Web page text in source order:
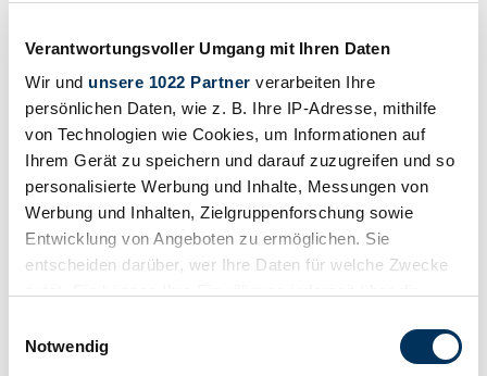
Verantwortungsvoller Umgang mit Ihren Daten
Wir und unsere 1022 Partner verarbeiten Ihre
persönlichen Daten, wie z. B. Ihre IP-Adresse, mithilfe
von Technologien wie Cookies, um Informationen auf
Ihrem Gerät zu speichern und darauf zuzugreifen und so
personalisierte Werbung und Inhalte, Messungen von
Werbung und Inhalten, Zielgruppenforschung sowie
Entwicklung von Angeboten zu ermöglichen. Sie
entscheiden darüber, wer Ihre Daten für welche Zwecke
Trigger Symbol ändern oder widerrufen
Notwendig
Venditore
W 189
Berlina (4 Volumi)
Chilometraggio (lettura)